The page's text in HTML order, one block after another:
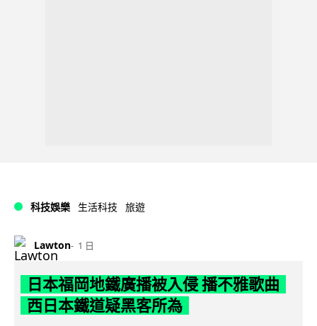
科技娛樂 生活科技 旅遊
Lawton 1 日
日本福岡地鐵廣播被入侵 播不雅歌曲
西日本鐵道疑黑客所為